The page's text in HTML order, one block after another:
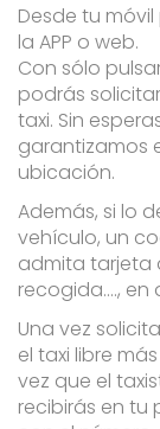
Desde tu
la APP o web.
Con sólo
podrás
taxi. Sin
garantizamos
ubicación.
Además, si lo
vehículo, un
admita tarjeta
recogida....,
Una vez
el taxi libre
vez que el
recibirás en tu